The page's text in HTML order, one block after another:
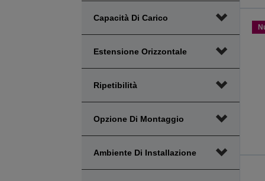
Capacità Di Carico
Estensione Orizzontale
Ripetibilità
Opzione Di Montaggio
Ambiente Di Installazione